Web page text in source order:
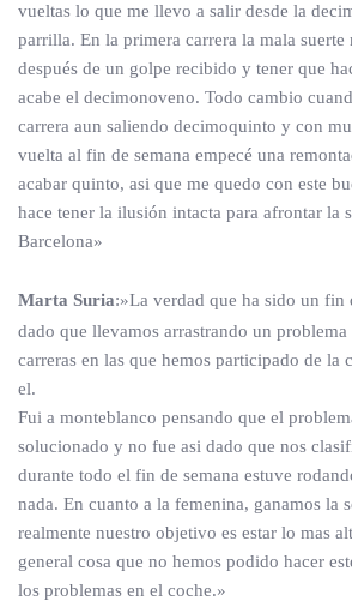
vueltas lo que me llevo a salir desde la
parrilla. En la primera carrera la mala suerte
después de un golpe recibido y tener que
acabe el decimonoveno. Todo cambio
carrera aun saliendo decimoquinto y con
vuelta al fin de semana empecé una
acabar quinto, asi que me quedo con este
hace tener la ilusión intacta para afrontar la
Barcelona»
Marta Suria:»La verdad que ha sido un fin
dado que llevamos arrastrando un problema
carreras en las que hemos participado de la
el.
Fui a monteblanco pensando que el
solucionado y no fue asi dado que nos
durante todo el fin de semana estuve
nada. En cuanto a la femenina, ganamos la
realmente nuestro objetivo es estar lo mas
general cosa que no hemos podido hacer
los problemas en el coche.»